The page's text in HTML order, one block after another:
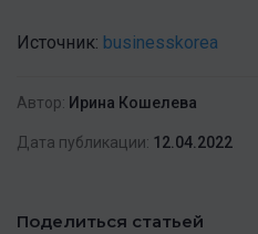
Источник: businesskorea
Автор: Ирина Кошелева
Дата публикации: 12.04.2022
Поделиться статьей